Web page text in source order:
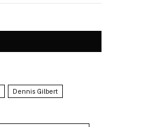
Dennis Gilbert